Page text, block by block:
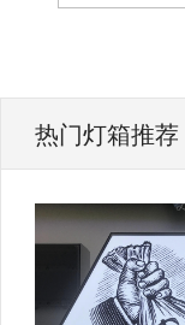
热门灯箱推荐